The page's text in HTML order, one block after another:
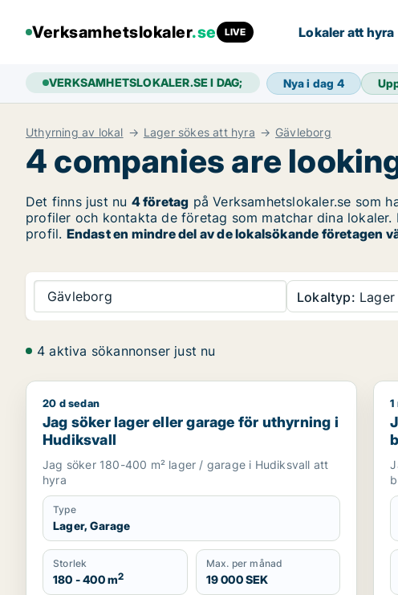
Verksamhetslokaler.se LIVE Lokaler att hyra
VERKSAMHETSLOKALER.SE I DAG; Nya i dag 4
Uthyrning av lokal Lager sökes att hyra Gävleborg
4 companies are
Det finns just nu 4 företag på Verksamhetslokaler.se som
profiler och kontakta de företag som matchar dina
profil. Endast en mindre del av de lokalsökande företagen
Gävleborg Lokaltyp: Lager
4 aktiva sökannonser just nu
Jag söker lager eller garage för uthyrning i Hudiksvall
20 d sedan
Jag söker lager eller garage för uthyrning i
Hudiksvall
Jag söker 180-400 m² lager / garage i Hudiksvall att
hyra
Type
Lager, Garage
Storlek
180 - 400 m2
Max. per månad
19 000 SEK